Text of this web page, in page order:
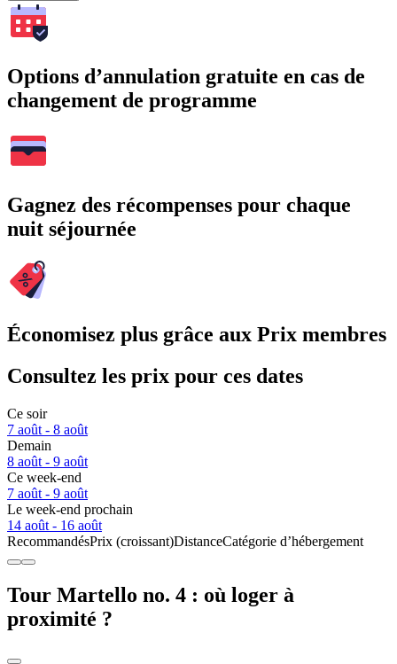
Options d’annulation gratuite en cas de
changement de programme
Gagnez des récompenses pour chaque
nuit séjournée
Économisez plus grâce aux Prix membres
Consultez les prix pour ces dates
Ce soir
7 août - 8 août
Demain
8 août - 9 août
Ce week-end
7 août - 9 août
Le week-end prochain
14 août - 16 août
RecommandésPrix (croissant)DistanceCatégorie d’hébergement
Tour Martello no. 4 : où loger à
proximité ?